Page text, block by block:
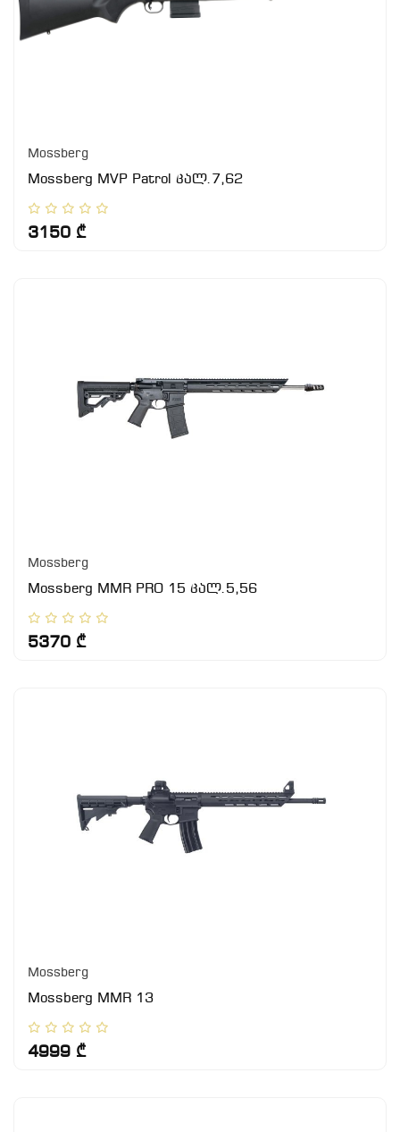
Mossberg
Mossberg MVP Patrol კალ.7,62
3150 ₾
Mossberg
Mossberg MMR PRO 15 კალ.5,56
5370 ₾
Mossberg
Mossberg MMR 13
4999 ₾